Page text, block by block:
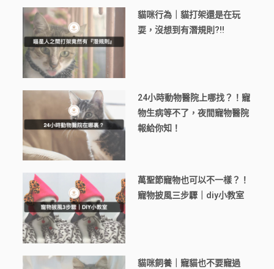
貓咪行為｜貓打架還是在玩
耍，沒想到有潛規則?!!
24小時動物醫院上哪找？！寵
物生病等不了，夜間寵物醫院
報給你知！
萬聖節寵物也可以不一樣？！
寵物披風三步驟｜diy小教室
貓咪飼養｜寵貓也不要寵過